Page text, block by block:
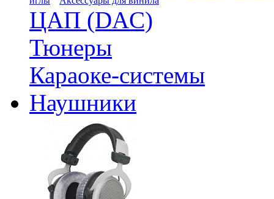
ЦАП (DAC)
Тюнеры
Караоке-системы
Наушники